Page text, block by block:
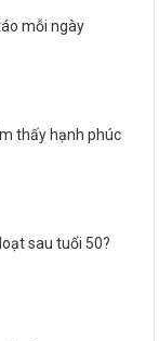
mỗi ngày
thấy hạnh phúc
sau tuổi 50?